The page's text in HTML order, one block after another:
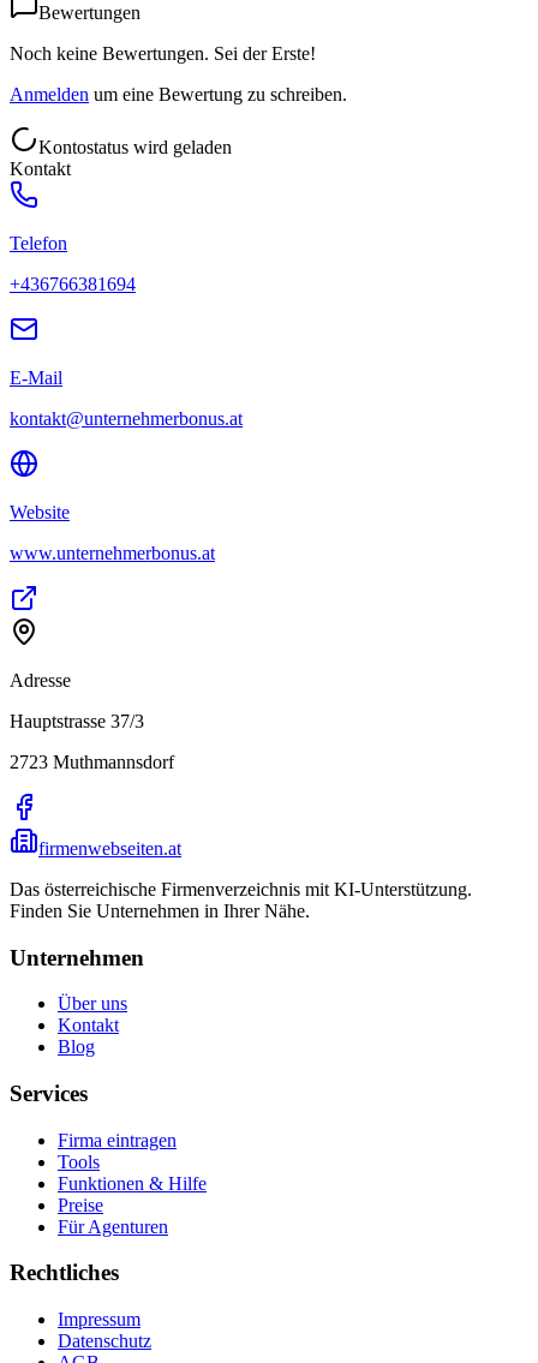
Bewertungen
Noch keine Bewertungen. Sei der Erste!
Anmelden um eine Bewertung zu schreiben.
Kontostatus wird geladen
Kontakt
Telefon
+436766381694
E-Mail
kontakt@unternehmerbonus.at
Website
www.unternehmerbonus.at
Adresse
Hauptstrasse 37/3
2723 Muthmannsdorf
firmenwebseiten.at
Das österreichische Firmenverzeichnis mit KI-Unterstützung.
Finden Sie Unternehmen in Ihrer Nähe.
Unternehmen
Über uns
Kontakt
Blog
Services
Firma eintragen
Tools
Funktionen & Hilfe
Preise
Für Agenturen
Rechtliches
Impressum
Datenschutz